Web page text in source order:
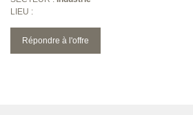
LIEU :
Répondre à l'offre